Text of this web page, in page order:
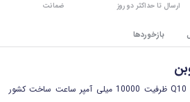
ارسال تا حداکثر دو روز ضمانت
بازخوردها
پاوربانک گارانتی دار آینوبن مدل Q10 ظرفیت 10000 میلی آمپر ساعت ساخت کشور